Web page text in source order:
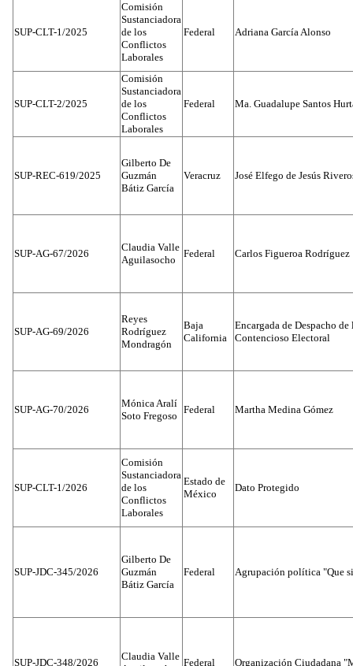
SUP-CLT-1/2025
Comisión
Sustanciadora
de los
Conflictos
Laborales
Federal Adriana García Alonso
SUP-CLT-2/2025
Comisión
Sustanciadora
de los
Conflictos
Laborales
Federal Ma. Guadalupe Santos
SUP-REC-619/2025
Gilberto De
Guzmán
Bátiz García
Veracruz José Elfego de Jesús
SUP-AG-67/2026
Claudia Valle
Aguilasocho
Federal Carlos Figueroa Rodríguez
SUP-AG-69/2026
Reyes
Rodríguez
Mondragón
Baja
California
Encargada de Despacho
Contencioso Electoral
SUP-AG-70/2026
Mónica Aralí
Soto Fregoso
Federal Martha Medina Gómez
SUP-CLT-1/2026
Comisión
Sustanciadora
de los
Conflictos
Laborales
Estado de
México
Dato Protegido
SUP-JDC-345/2026
Gilberto De
Guzmán
Bátiz García
Federal Agrupación política "Que
SUP-JDC-348/2026
Claudia Valle
Federal Organización Ciudadana